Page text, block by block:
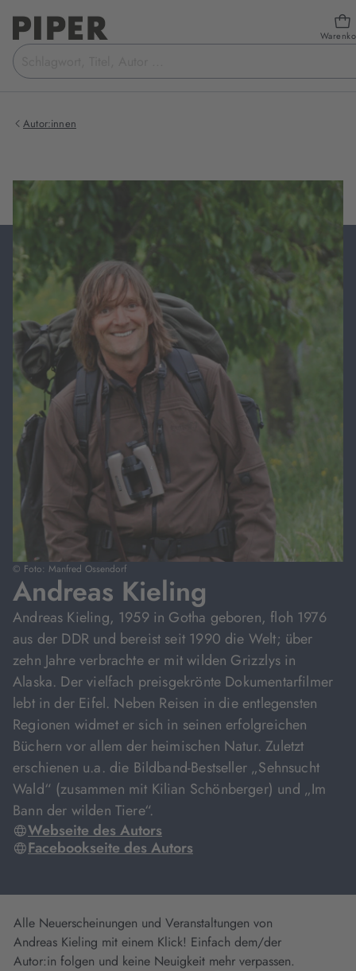
Suchbegriff
eingeben
Autor:innen
© Foto: Manfred Ossendorf
Andreas Kieling
Andreas Kieling, 1959 in Gotha geboren, floh 1976
aus der DDR und bereist seit 1990 die Welt; über
zehn Jahre verbrachte er mit wilden Grizzlys in
Alaska. Der vielfach preisgekrönte Dokumentarfilmer
lebt in der Eifel. Neben Reisen in die entlegensten
Regionen widmet er sich in seinen erfolgreichen
Büchern vor allem der heimischen Natur. Zuletzt
erschienen u.a. die Bildband-Bestseller „Sehnsucht
Wald“ (zusammen mit Kilian Schönberger) und „Im
Bann der wilden Tiere“.
Webseite des Autors
Facebookseite des Autors
Alle Neuerscheinungen und Veranstaltungen von
Andreas Kieling mit einem Klick! Einfach dem/der
Autor:in folgen und keine Neuigkeit mehr verpassen.